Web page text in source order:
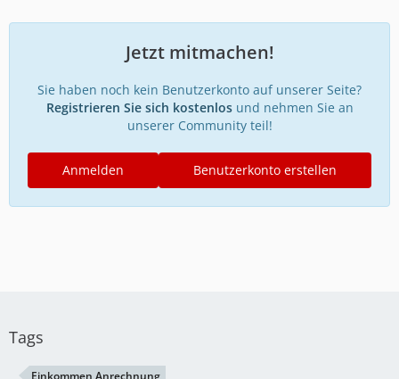
Jetzt mitmachen!
Sie haben noch kein Benutzerkonto auf unserer Seite?
Registrieren Sie sich kostenlosund nehmen Sie an
unserer Community teil!
Benutzerkonto erstellen
Anmelden
Tags
Einkommen Anrechnung